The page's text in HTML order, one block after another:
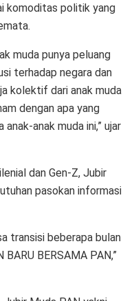
komoditas politik yang
muda punya peluang
terhadap negara dan
kolektif dari anak muda
dengan apa yang
anak muda ini,” ujar
dan Gen-Z, Jubir
pasokan informasi
transisi beberapa bulan
BERSAMA PAN,”